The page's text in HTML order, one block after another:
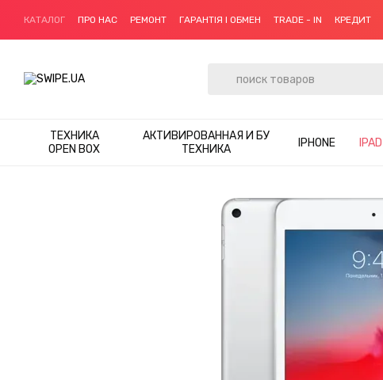
КАТАЛОГ ПРО НАС РЕМОНТ ГАРАНТІЯ І ОБМЕН TRADE - IN КРЕДИТ
ТЕХНИКА
OPEN BOX
АКТИВИРОВАННАЯ И БУ
ТЕХНИКА
IPHONE IPAD